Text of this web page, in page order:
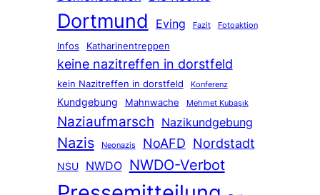
Dortmund Eving Fazit Fotoaktion
Infos Katharinentreppen
keine nazitreffen in dorstfeld
kein Nazitreffen in dorstfeld Konferenz
Kundgebung Mahnwache Mehmet Kubaşık
Naziaufmarsch Nazikundgebung
Nazis Neonazis NoAFD Nordstadt
NSU NWDO NWDO-Verbot